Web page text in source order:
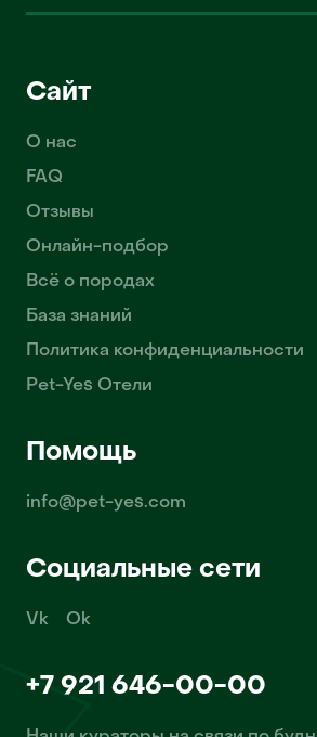
Сайт
О нас
FAQ
Отзывы
Онлайн-подбор
Всё о породах
База знаний
Политика конфиденциальности
Pet-Yes Отели
Помощь
info@pet-yes.com
Социальные сети
Vk Ok
+7 921 646-00-00